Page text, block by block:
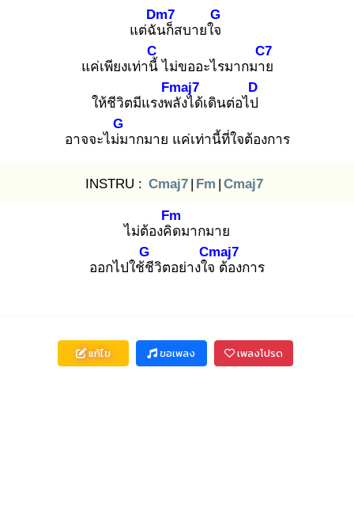
แต่ฉัน
Dm7
ก็สบายใจ
G
แค่เพียงเท่านี้
C
ไม่ขออะไรมากมาย
C7
ให้ชีวิตมีแรงพลั
Fmaj7
งได้เดินต่อไป
D
อาจจะไม่ม
G
ากมาย แค่เท่านี้ที่ใจต้องการ
INSTRU : Cmaj7 | Fm | Cmaj7
ไม่ต้องคิด
Fm
มากมาย
ออกไปใช้ชี
G
วิตอย่างใจ
Cmaj7
ต้องการ
แก้ไข ขอเพลง เพลงโปรด